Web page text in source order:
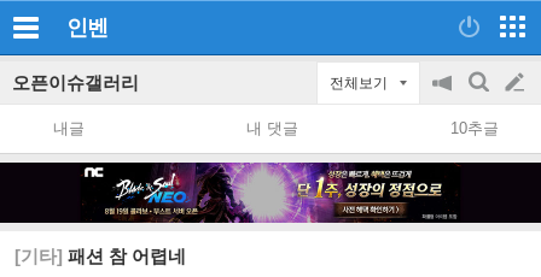
인벤
오픈이슈갤러리 전체보기
공
지
on/off
검
색
글
쓰
내글 내 댓글 10추글
[기타] 패션 참 어렵네